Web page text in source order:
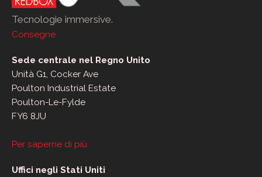
Tecnologie immersive.
Consegne
Sede centrale nel Regno Unito
Unità G1, Cocker Ave
Poulton Industrial Estate
Poulton-Le-Fylde
FY6 8JU
Per saperne di più
Uffici negli Stati Uniti